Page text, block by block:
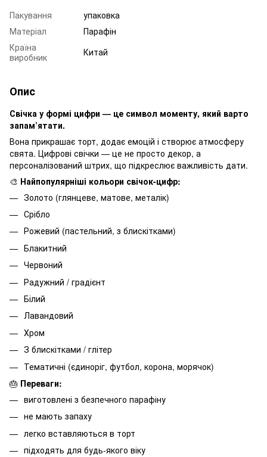
Пакування
упаковка
Матеріал
Парафін
Країна
виробник
Китай
Опис
Свічка у формі цифри — це символ моменту, який варто
запам’ятати.
Вона прикрашає торт, додає емоцій і створює атмосферу
свята. Цифрові свічки — це не просто декор, а
персоналізований штрих, що підкреслює важливість дати.
🎨 Найпопулярніші кольори свічок-цифр:
Золото (глянцеве, матове, металік)
Срібло
Рожевий (пастельний, з блискітками)
Блакитний
Червоний
Радужний / градієнт
Білий
Лавандовий
Хром
З блискітками / глітер
Тематичні (єдиноріг, футбол, корона, морячок)
🎂 Переваги:
виготовлені з безпечного парафіну
не мають запаху
легко вставляються в торт
підходять для будь-якого віку